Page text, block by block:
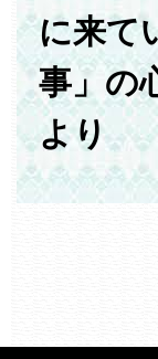
に来て
事」の
より